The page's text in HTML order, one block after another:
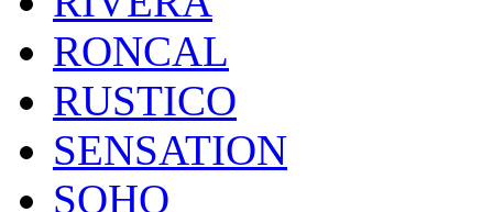
RONCAL
RUSTICO
SENSATION
SOHO